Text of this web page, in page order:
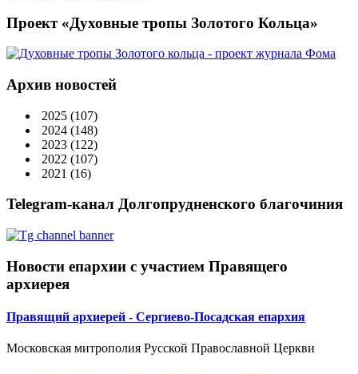
Проект «Духовные тропы Золотого Кольца»
Архив новостей
2025 (107)
2024 (148)
2023 (122)
2022 (107)
2021 (16)
Telegram-канал Долгопрудненского благочиния
Новости епархии с участием Правящего
архиерея
Правящий архиерей - Сергиево-Посадская епархия
Московская митрополия Русской Православной Церкви